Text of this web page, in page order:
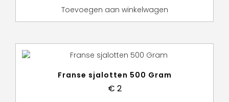
Toevoegen aan winkelwagen
Franse sjalotten 500 Gram
€ 2